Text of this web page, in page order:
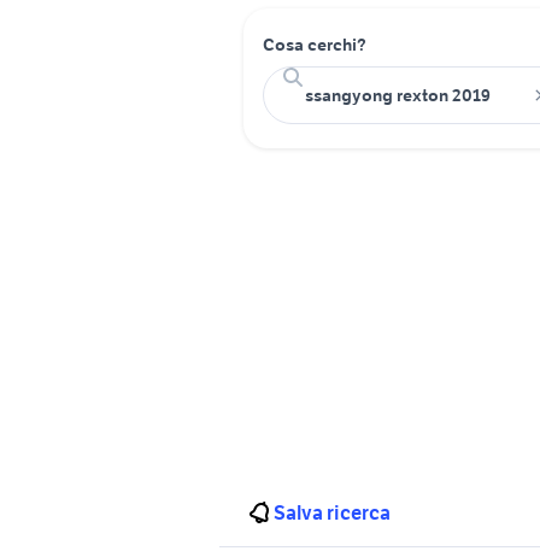
Cosa cerchi?
Salva ricerca